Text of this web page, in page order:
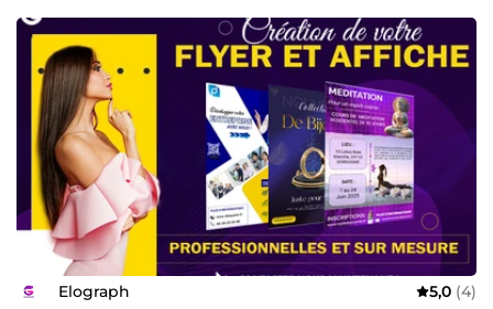
Elograph 5,0 (4)